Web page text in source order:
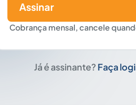
Cobrança mensal, cancele
Assinar
Já é assinante? Faça